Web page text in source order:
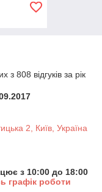
з 808 відгуків за рік
2, Київ, Україна
з 10:00 до 18:00
графік роботи